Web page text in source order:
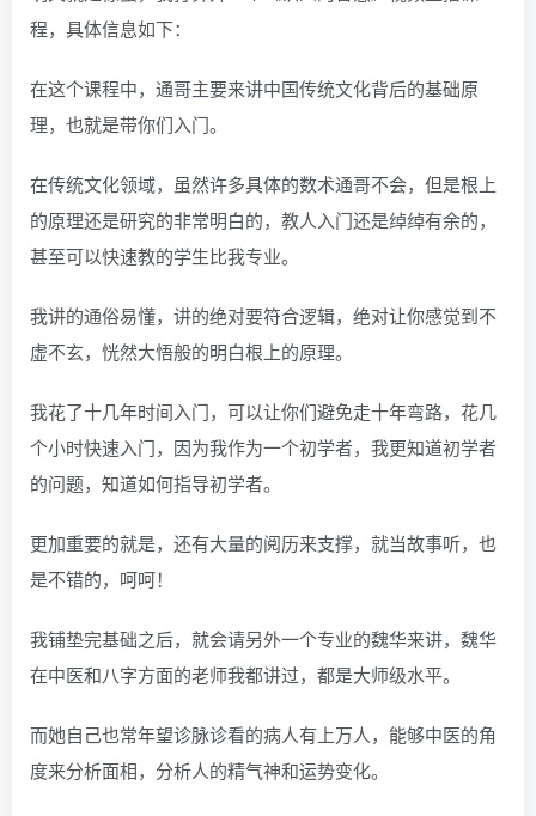
程，具体信息如下：
在这个课程中，通哥主要来讲中国传统文化背后的基础原
理，也就是带你们入门。
在传统文化领域，虽然许多具体的数术通哥不会，但是根上
的原理还是研究的非常明白的，教人入门还是绰绰有余的，
甚至可以快速教的学生比我专业。
我讲的通俗易懂，讲的绝对要符合逻辑，绝对让你感觉到不
虚不玄，恍然大悟般的明白根上的原理。
我花了十几年时间入门，可以让你们避免走十年弯路，花几
个小时快速入门，因为我作为一个初学者，我更知道初学者
的问题，知道如何指导初学者。
更加重要的就是，还有大量的阅历来支撑，就当故事听，也
是不错的，呵呵！
我铺垫完基础之后，就会请另外一个专业的魏华来讲，魏华
在中医和八字方面的老师我都讲过，都是大师级水平。
而她自己也常年望诊脉诊看的病人有上万人，能够中医的角
度来分析面相，分析人的精气神和运势变化。